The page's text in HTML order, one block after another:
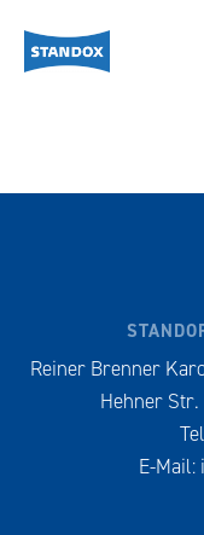
Reiner Brenner
Hehner Str.
E-Mail: